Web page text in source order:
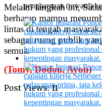
Melalui langkah ini,
berharap mampu
lintas di tengah
sebagai ruang publik
semua.
(Tomy, Dodon, Ayon)
Post Views: 11
penghargaan (reward)